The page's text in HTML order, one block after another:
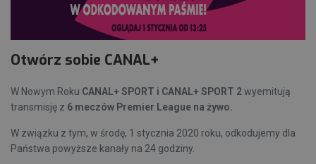
Otwórz sobie CANAL+
W Nowym Roku CANAL+ SPORT i CANAL+ SPORT 2wyemitują
transmisję z 6 meczów Premier League na żywo.
W związku z tym, w środę, 1 stycznia 2020 roku, odkodujemy dla
Państwa powyższe kanały na 24 godziny.